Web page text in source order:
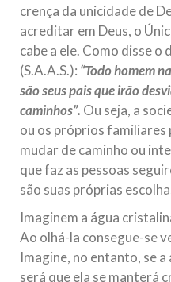
crença da unicidade de
acreditar em Deus, o
cabe a ele. Como disse
(S.A.A.S.): “Todo homem
são seus pais que irão
caminhos”. Ou seja, a
ou os próprios familiares
mudar de caminho ou
que faz as pessoas
são suas próprias
Imaginem a água
Ao olhá-la consegue-se
Imagine, no entanto, se
será que ela se manterá